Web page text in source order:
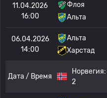
11.04.2026
16:00
Флоя
Альта
06.04.2026
14:00
Альта
Харстад
Дата / Время
Норвегия:
2